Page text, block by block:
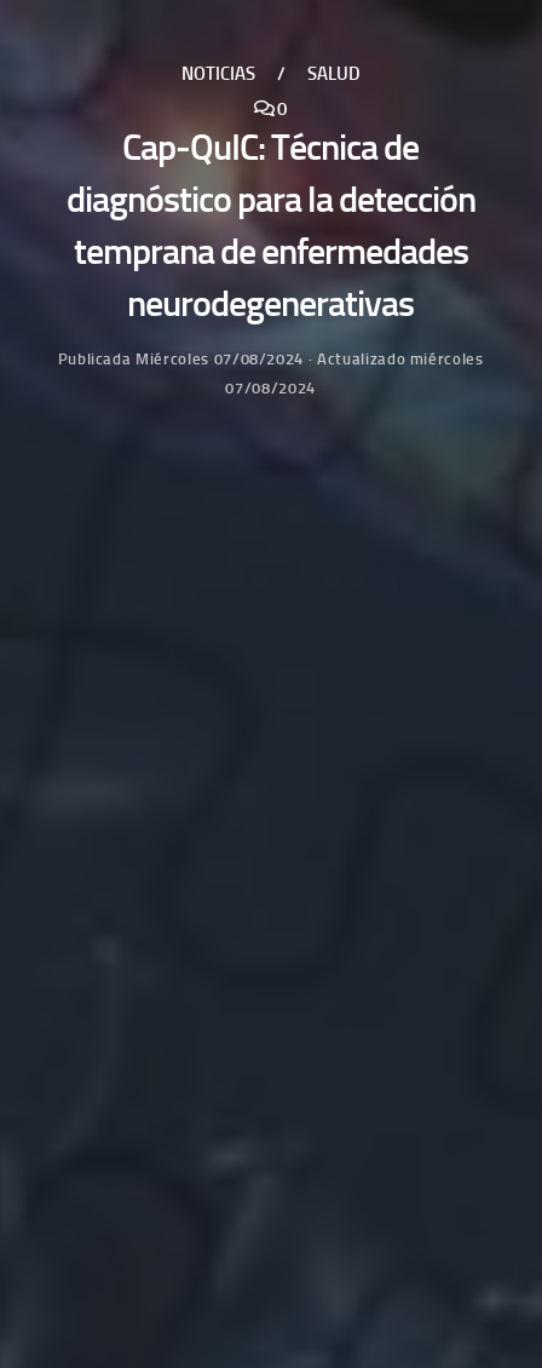
NOTICIAS /
SALUD
0
Cap-QuIC: Técnica de
diagnóstico para la detección
temprana de enfermedades
neurodegenerativas
Publicada Miércoles 07/08/2024 · Actualizado miércoles
07/08/2024